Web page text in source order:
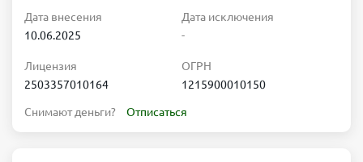
Дата внесения
10.06.2025
Дата исключения
-
Лицензия
2503357010164
ОГРН
1215900010150
Снимают деньги? Отписаться